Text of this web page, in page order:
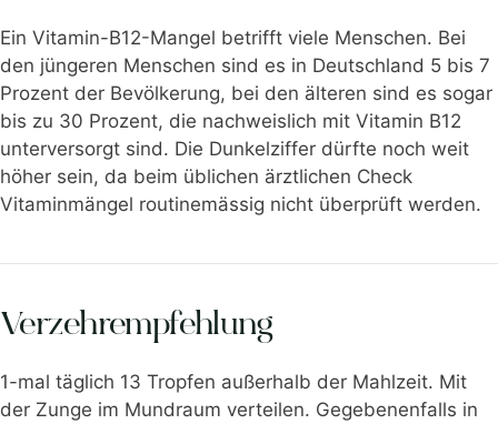
Ein Vitamin-B12-Mangel betrifft viele Menschen. Bei
den jüngeren Menschen sind es in Deutschland 5 bis 7
Prozent der Bevölkerung, bei den älteren sind es sogar
bis zu 30 Prozent, die nachweislich mit Vitamin B12
unterversorgt sind. Die Dunkelziffer dürfte noch weit
höher sein, da beim üblichen ärztlichen Check
Vitaminmängel routinemässig nicht überprüft werden.
Verzehrempfehlung
1-mal täglich 13 Tropfen außerhalb der Mahlzeit. Mit
der Zunge im Mundraum verteilen. Gegebenenfalls in